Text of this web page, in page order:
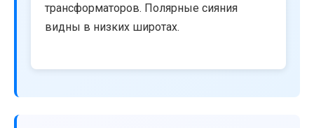
трансформаторов. Полярные сияния
видны в низких широтах.